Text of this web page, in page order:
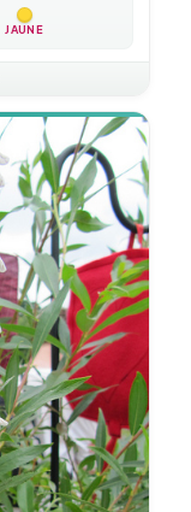
JAUNE